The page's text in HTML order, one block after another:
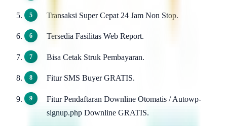
Transaksi Super Cepat 24 Jam Non Stop.
Tersedia Fasilitas Web Report.
Bisa Cetak Struk Pembayaran.
Fitur SMS Buyer GRATIS.
Fitur Pendaftaran Downline Otomatis / Autowp-
signup.php Downline GRATIS.